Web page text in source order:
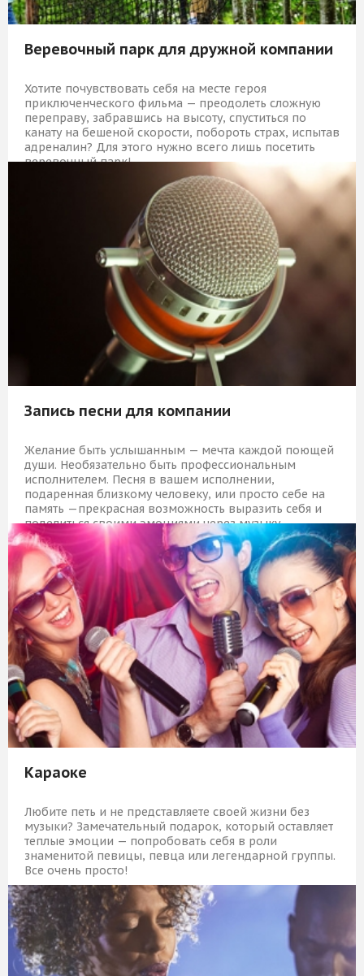
Веревочный парк для дружной компании
Хотите почувствовать себя на месте героя
приключенческого фильма — преодолеть сложную
переправу, забравшись на высоту, спуститься по
канату на бешеной скорости, побороть страх, испытав
адреналин? Для этого нужно всего лишь посетить
веревочный парк!
Запись песни для компании
Желание быть услышанным — мечта каждой поющей
души. Необязательно быть профессиональным
исполнителем. Песня в вашем исполнении,
подаренная близкому человеку, или просто себе на
память —прекрасная возможность выразить себя и
поделиться своими эмоциями через музыку.
11 509 Р
Караоке
Любите петь и не представляете своей жизни без
музыки? Замечательный подарок, который оставляет
теплые эмоции — попробовать себя в роли
знаменитой певицы, певца или легендарной группы.
Все очень просто!
10 609 Р КУПИТЬ